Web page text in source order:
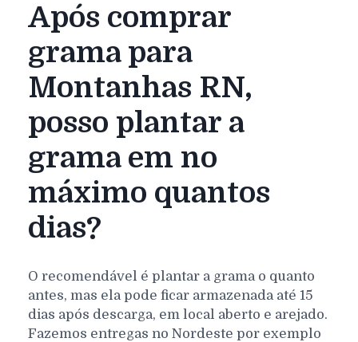
Após comprar
grama para
Montanhas RN,
posso plantar a
grama em no
máximo quantos
dias?
O recomendável é plantar a grama o quanto
antes, mas ela pode ficar armazenada até 15
dias após descarga, em local aberto e arejado.
Fazemos entregas no Nordeste por exemplo